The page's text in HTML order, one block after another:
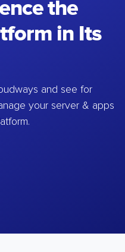
the
in Its
and see for
your server & apps